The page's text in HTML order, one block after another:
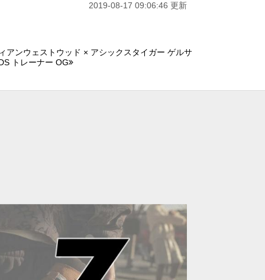
2019-08-17 09:06:46 更新
アンウェストウッド × アシックスタイガー ゲルサ
トレーナー OG